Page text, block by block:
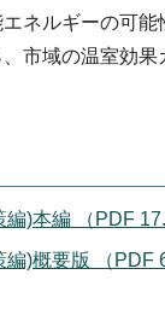
ネルギーの可
市域の温室効
)本編 （PDF
)概要版 （PDF